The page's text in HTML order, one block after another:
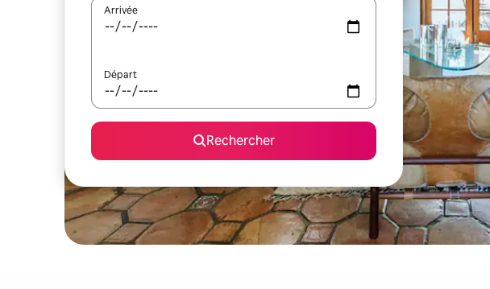
Arrivée
Départ
Rechercher